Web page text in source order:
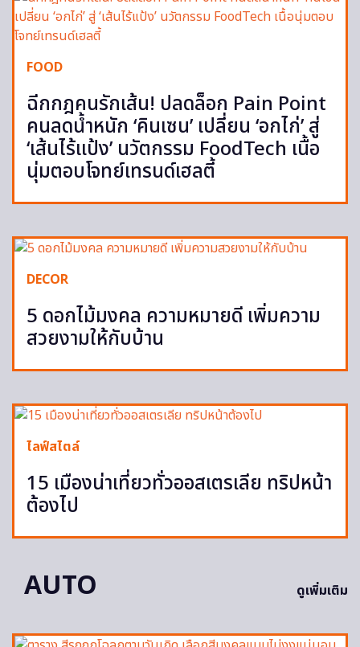
FOOD
ฉีกกฎคนรักเส้น! ปลดล็อก Pain Point
คนลดน้ำหนัก ‘คินเซน’ เปลี่ยน ‘อกไก่’ สู่
‘เส้นไร้แป้ง’ นวัตกรรม FoodTech เนื้อ
นุ่มตอบโจทย์เทรนด์เฮลตี้
DECOR
5 ดอกไม้มงคล ความหมายดี เพิ่มความ
สวยงามให้กับบ้าน
ไลฟ์สไตล์
15 เมืองน่าเที่ยวทั่วออสเตรเลีย ทริปหน้า
ต้องไป
AUTO ดูเพิ่มเติม